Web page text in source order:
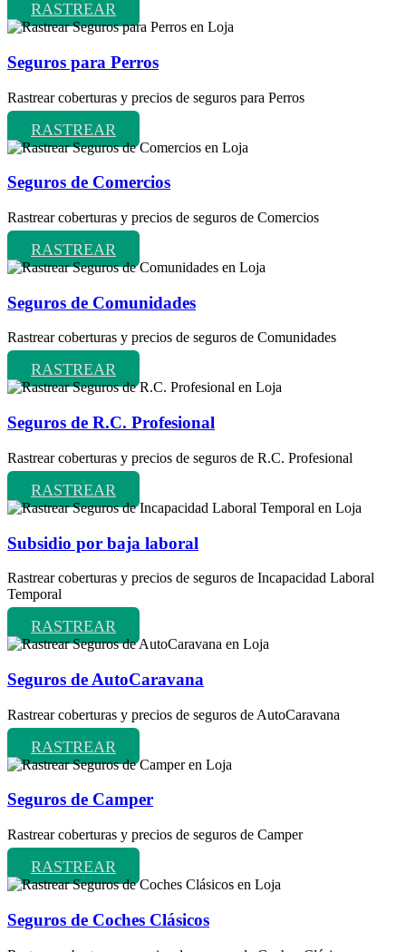
RASTREAR
Seguros para Perros
Rastrear coberturas y precios de seguros para Perros
RASTREAR
Seguros de Comercios
Rastrear coberturas y precios de seguros de Comercios
RASTREAR
Seguros de Comunidades
Rastrear coberturas y precios de seguros de Comunidades
RASTREAR
Seguros de R.C. Profesional
Rastrear coberturas y precios de seguros de R.C. Profesional
RASTREAR
Subsidio por baja laboral
Rastrear coberturas y precios de seguros de Incapacidad Laboral
Temporal
RASTREAR
Seguros de AutoCaravana
Rastrear coberturas y precios de seguros de AutoCaravana
RASTREAR
Seguros de Camper
Rastrear coberturas y precios de seguros de Camper
RASTREAR
Seguros de Coches Clásicos